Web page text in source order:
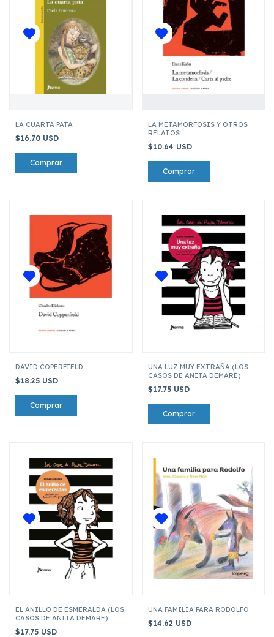
LA CUARTA PATA
$16.70 USD
LA METAMORFOSIS Y OTROS
RELATOS
$10.64 USD
DAVID COPERFIELD
$18.25 USD
UNA LUZ MUY EXTRAÑA (LOS
CASOS DE ANITA DEMARE)
$17.75 USD
EL ANILLO DE ESMERALDA (LOS
CASOS DE ANITA DEMARE)
$17.75 USD
UNA FAMILIA PARA RODOLFO
$14.62 USD